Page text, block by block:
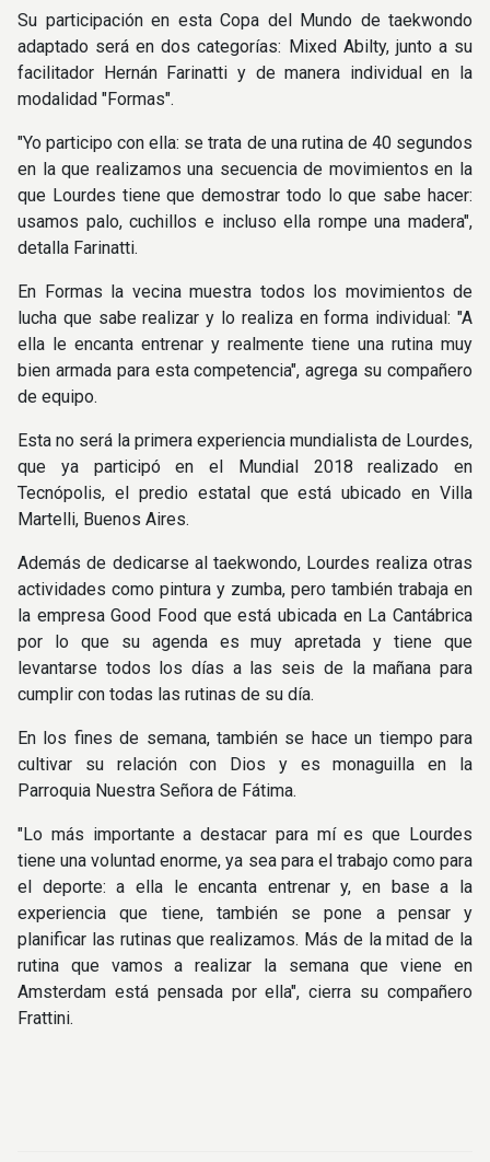
Su participación en esta Copa del Mundo de taekwondo
adaptado será en dos categorías: Mixed Abilty, junto a su
facilitador Hernán Farinatti y de manera individual en la
modalidad "Formas".
"Yo participo con ella: se trata de una rutina de 40 segundos
en la que realizamos una secuencia de movimientos en la
que Lourdes tiene que demostrar todo lo que sabe hacer:
usamos palo, cuchillos e incluso ella rompe una madera",
detalla Farinatti.
En Formas la vecina muestra todos los movimientos de
lucha que sabe realizar y lo realiza en forma individual: "A
ella le encanta entrenar y realmente tiene una rutina muy
bien armada para esta competencia", agrega su compañero
de equipo.
Esta no será la primera experiencia mundialista de Lourdes,
que ya participó en el Mundial 2018 realizado en
Tecnópolis, el predio estatal que está ubicado en Villa
Martelli, Buenos Aires.
Además de dedicarse al taekwondo, Lourdes realiza otras
actividades como pintura y zumba, pero también trabaja en
la empresa Good Food que está ubicada en La Cantábrica
por lo que su agenda es muy apretada y tiene que
levantarse todos los días a las seis de la mañana para
cumplir con todas las rutinas de su día.
En los fines de semana, también se hace un tiempo para
cultivar su relación con Dios y es monaguilla en la
Parroquia Nuestra Señora de Fátima.
"Lo más importante a destacar para mí es que Lourdes
tiene una voluntad enorme, ya sea para el trabajo como para
el deporte: a ella le encanta entrenar y, en base a la
experiencia que tiene, también se pone a pensar y
planificar las rutinas que realizamos. Más de la mitad de la
rutina que vamos a realizar la semana que viene en
Amsterdam está pensada por ella", cierra su compañero
Frattini.